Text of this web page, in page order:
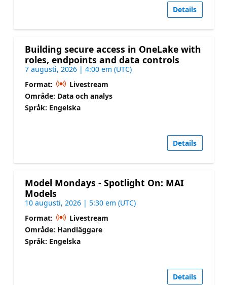
Details
Building secure access in OneLake with
roles, endpoints and data controls
7 augusti, 2026 | 4:00 em (UTC)
Format:
Livestream
Område: Data och analys
Språk: Engelska
Details
Model Mondays - Spotlight On: MAI
Models
10 augusti, 2026 | 5:30 em (UTC)
Format:
Livestream
Område: Handläggare
Språk: Engelska
Details